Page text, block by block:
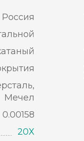
Россия
Мечел
0.00158
20Х